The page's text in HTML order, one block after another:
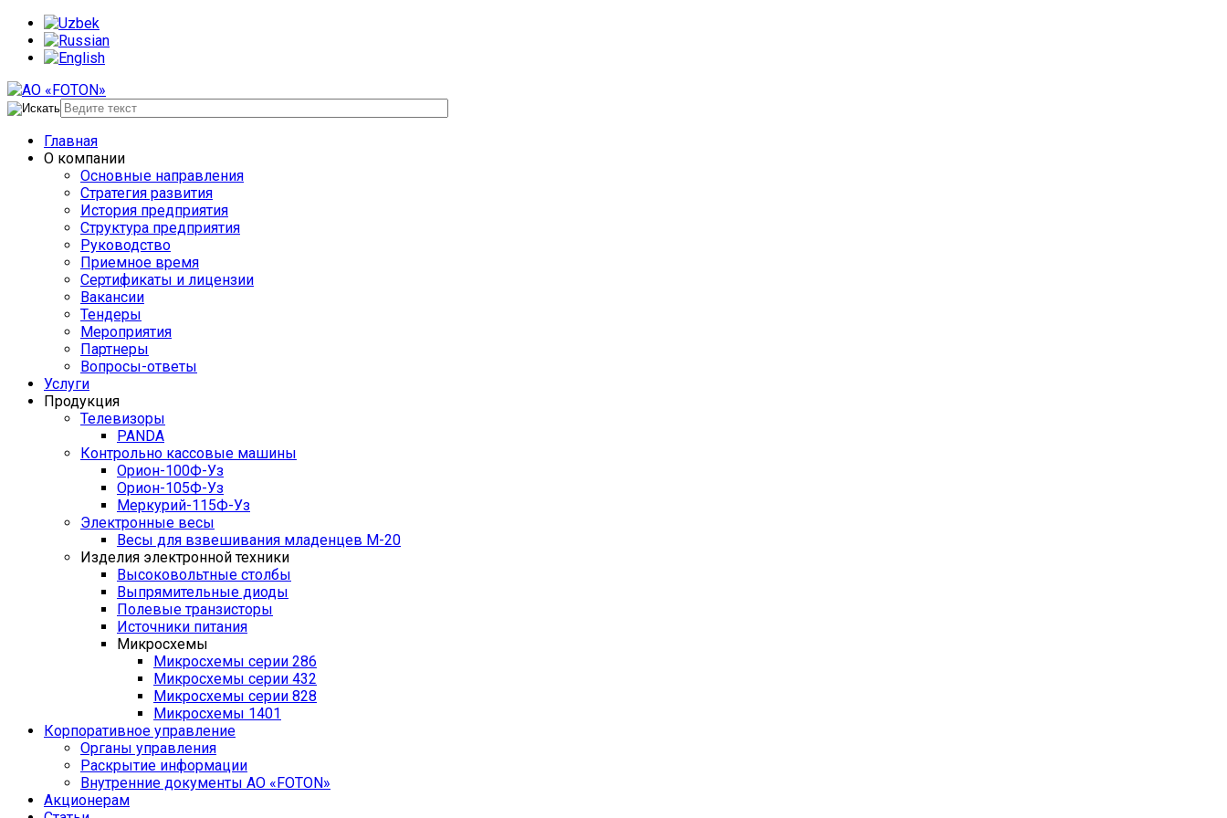
Главная
О компании
Основные направления
Стратегия развития
История предприятия
Структура предприятия
Руководство
Приемное время
Сертификаты и лицензии
Вакансии
Тендеры
Мероприятия
Партнеры
Вопросы-ответы
Услуги
Продукция
Телевизоры
PANDA
Контрольно кассовые машины
Орион-100Ф-Уз
Орион-105Ф-Уз
Меркурий-115Ф-Уз
Электронные весы
Весы для взвешивания младенцев М-20
Изделия электронной техники
Высоковольтные столбы
Выпрямительные диоды
Полевые транзисторы
Источники питания
Микросхемы
Микросхемы серии 286
Микросхемы серии 432
Микросхемы серии 828
Микросхемы 1401
Корпоративное управление
Органы управления
Раскрытие информации
Внутренние документы АО «FOTON»
Акционерам